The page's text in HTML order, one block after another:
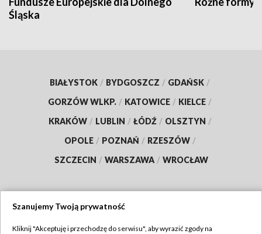
Śląska
BIAŁYSTOK / BYDGOSZCZ / GDAŃSK /
GORZÓW WLKP. / KATOWICE / KIELCE /
KRAKÓW / LUBLIN / ŁÓDŹ / OLSZTYN /
OPOLE / POZNAŃ / RZESZÓW /
SZCZECIN / WARSZAWA / WROCŁAW
Szanujemy Twoją prywatność
Kliknij "Akceptuję i przechodzę do serwisu", aby wyrazić zgody na